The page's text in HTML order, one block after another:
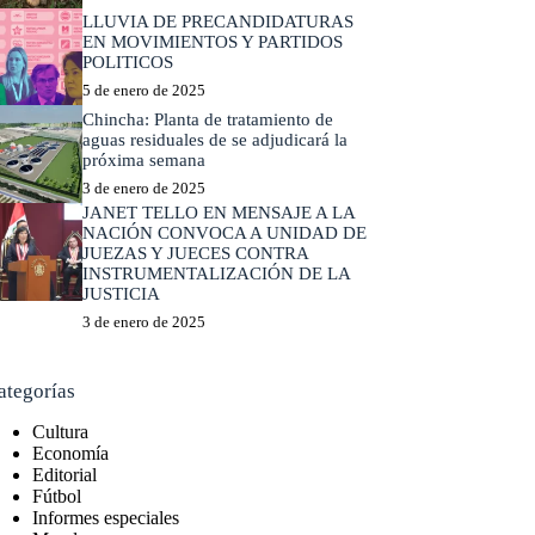
LLUVIA DE PRECANDIDATURAS
EN MOVIMIENTOS Y PARTIDOS
POLITICOS
5 de enero de 2025
Chincha: Planta de tratamiento de
aguas residuales de se adjudicará la
próxima semana
3 de enero de 2025
JANET TELLO EN MENSAJE A LA
NACIÓN CONVOCA A UNIDAD DE
JUEZAS Y JUECES CONTRA
INSTRUMENTALIZACIÓN DE LA
JUSTICIA
3 de enero de 2025
Cultura
Economía
Editorial
Fútbol
Informes especiales